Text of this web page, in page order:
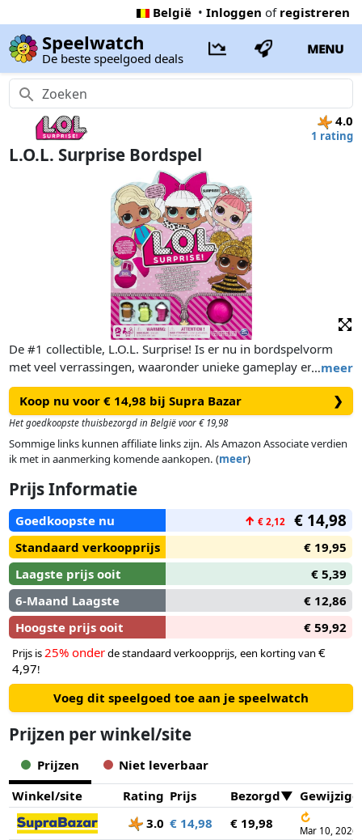
België • Inloggen of registreren
Speelwatch
De beste speelgoed deals
MENU
4.0
1 rating
L.O.L. Surprise Bordspel
…meer
De #1 collectible, L.O.L. Surprise! Is er nu in bordspelvorm
met veel verrassingen, waaronder unieke gameplay en
exclusieve accessoires die horen bij je L.O.L Surprise poppen.
Welke van je favoriete L.O.L. Babys kies jij om als pion te
gebruiken? Verzamel en verkoop tokens om uit te vinden of
je meer een Merbaby, Queen Bee, Rocker of Diva bent!
Verzamel alle 7 niveaus verrassingen om te winnen.
Koop nu voor € 14,98 bij Supra Bazar ❯
Het goedkoopste thuisbezorgd in België voor € 19,98
Sommige links kunnen affiliate links zijn. Als Amazon Associate verdien
ik met in aanmerking komende aankopen. (meer)
Prijs Informatie
Goedkoopste nu ↑ € 2,12 € 14,98
Standaard verkoopprijs
€ 19,95
Laagste prijs ooit
€ 5,39
6-Maand Laagste
€ 12,86
Hoogste prijs ooit
€ 59,92
Prijs is 25% onderde standaard verkoopprijs, een korting van €
4,97!
Voeg dit speelgoed toe aan je speelwatch
Prijzen per winkel/site
Prijzen
Niet leverbaar
Winkel/site
Rating Prijs Bezorgd
Gewijzigd
3.0 € 14,98 € 19,98 ↻
Mar 10, 2026